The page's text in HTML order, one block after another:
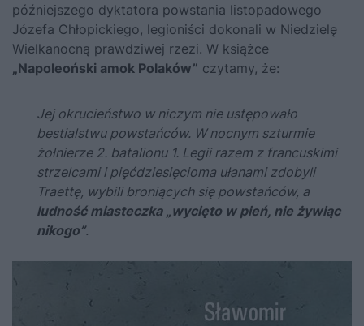
późniejszego dyktatora powstania listopadowego
Józefa Chłopickiego, legioniści dokonali w Niedzielę
Wielkanocną prawdziwej rzezi. W książce
„Napoleoński amok Polaków” czytamy, że:
Jej okrucieństwo w niczym nie ustępowało
bestialstwu powstańców. W nocnym szturmie
żołnierze 2. batalionu 1. Legii razem z francuskimi
strzelcami i pięćdziesięcioma ułanami zdobyli
Traettę, wybili broniących się powstańców, a
ludność miasteczka „wycięto w pień, nie żywiąc
nikogo”.